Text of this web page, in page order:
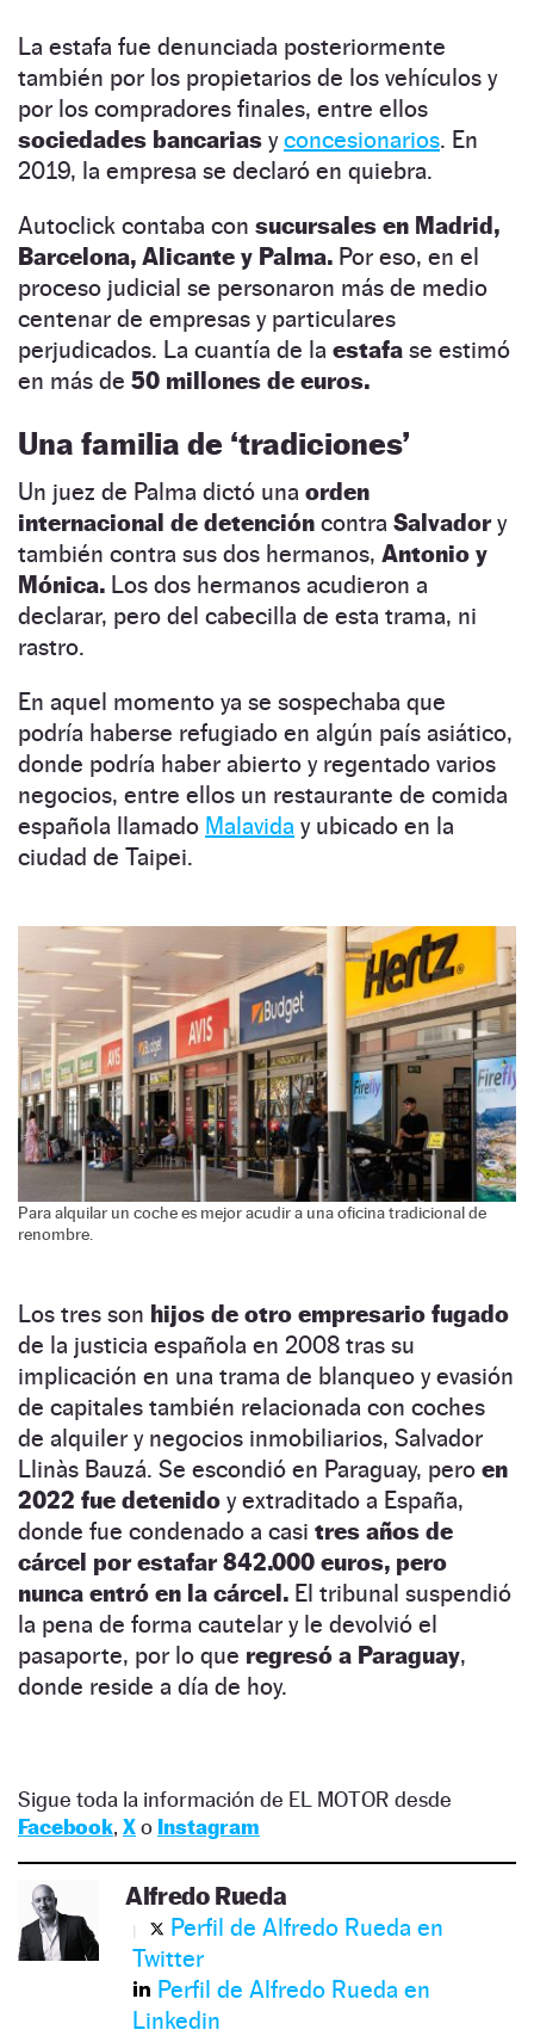
La estafa fue denunciada posteriormente
también por los propietarios de los vehículos y
por los compradores finales, entre ellos
sociedades bancarias yconcesionarios. En
2019, la empresa se declaró en quiebra.
Autoclick contaba con sucursales en Madrid,
Barcelona, Alicante y Palma. Por eso, en el
proceso judicial se personaron más de medio
centenar de empresas y particulares
perjudicados. La cuantía de la estafa se estimó
en más de 50 millones de euros.
Una familia de ‘tradiciones’
Un juez de Palma dictó una orden
internacional de detención contra Salvadory
también contra sus dos hermanos, Antonio y
Mónica. Los dos hermanos acudieron a
declarar, pero del cabecilla de esta trama, ni
rastro.
En aquel momento ya se sospechaba que
podría haberse refugiado en algún país asiático,
donde podría haber abierto y regentado varios
negocios, entre ellos un restaurante de comida
española llamado Malavida y ubicado en la
ciudad de Taipei.
Para alquilar un coche es mejor acudir a una oficina tradicional de
renombre.
Los tres son hijos de otro empresario fugado
de la justicia española en 2008 tras su
implicación en una trama de blanqueo y evasión
de capitales también relacionada con coches
de alquiler y negocios inmobiliarios, Salvador
Llinàs Bauzá. Se escondió en Paraguay, pero en
2022 fue detenido y extraditado a España,
donde fue condenado a casi tres años de
cárcel por estafar 842.000 euros, pero
nunca entró en la cárcel. El tribunal suspendió
la pena de forma cautelar y le devolvió el
pasaporte, por lo que regresó a Paraguay,
donde reside a día de hoy.
Sigue toda la información de EL MOTOR desde
Facebook, Xo Instagram
Alfredo Rueda
Perfil de Alfredo Rueda en
Twitter
Perfil de Alfredo Rueda en
Linkedin